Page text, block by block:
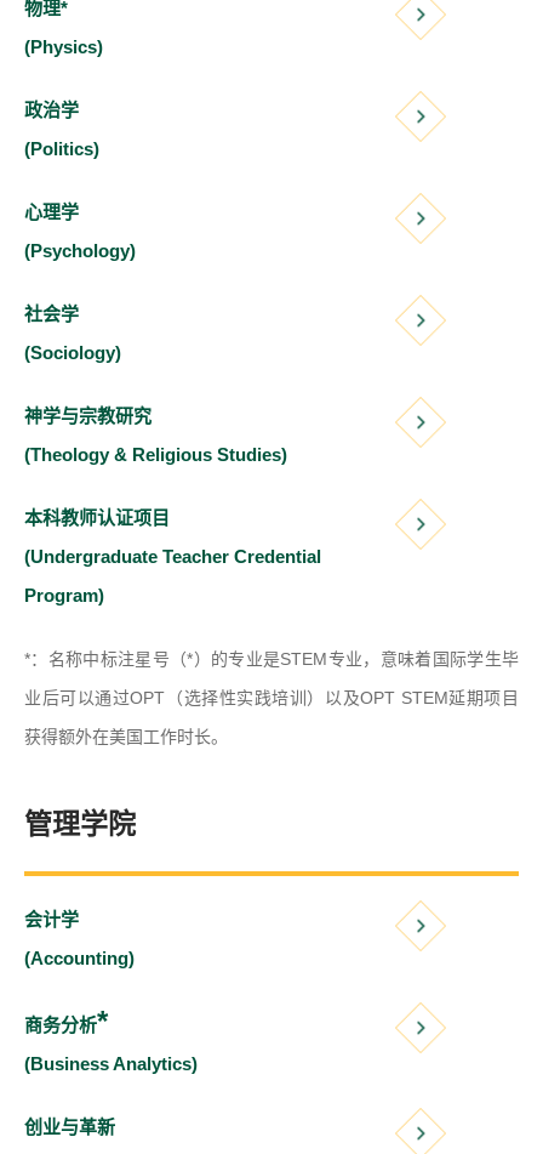
物理*
(Physics)
政治学
(Politics)
心理学
(Psychology)
社会学
(Sociology)
神学与宗教研究
(Theology & Religious Studies)
本科教师认证项目
(Undergraduate Teacher Credential
Program)
*：名称中标注星号（*）的专业是STEM专业，意味着国际学生毕
业后可以通过OPT（选择性实践培训）以及OPT STEM延期项目
获得额外在美国工作时长。
管理学院
会计学
(Accounting)
商务分析*
(Business Analytics)
创业与革新